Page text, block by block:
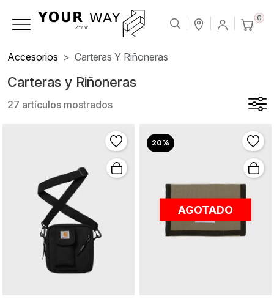
0
Accesorios Carteras Y Riñoneras
Carteras y Riñoneras
27 artículos mostrados
20%
AGOTADO